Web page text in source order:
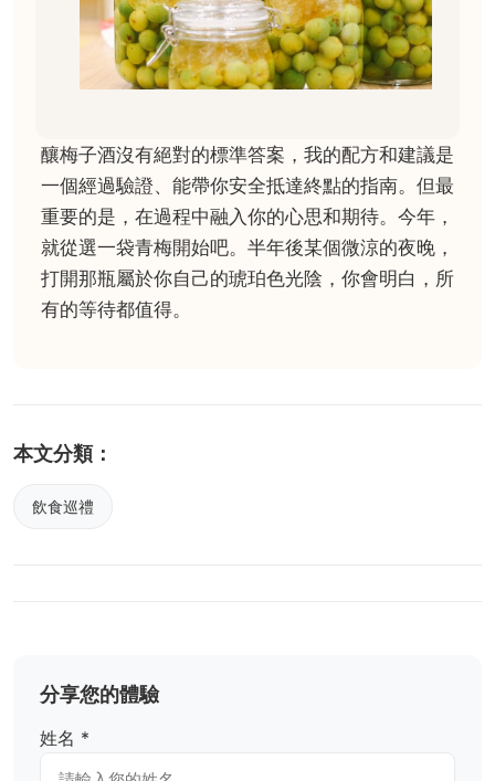
釀梅子酒沒有絕對的標準答案，我的配方和建議是
一個經過驗證、能帶你安全抵達終點的指南。但最
重要的是，在過程中融入你的心思和期待。今年，
就從選一袋青梅開始吧。半年後某個微涼的夜晚，
打開那瓶屬於你自己的琥珀色光陰，你會明白，所
有的等待都值得。
本文分類：
飲食巡禮
分享您的體驗
姓名 *